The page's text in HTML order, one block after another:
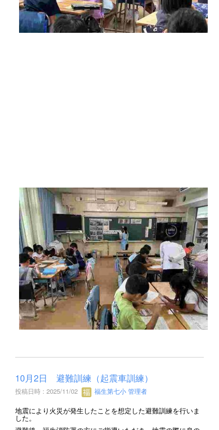
10月2日 避難訓練（起震車訓練）
投稿日時 : 2025/11/02 福生第七小 管理者
地震により火災が発生したことを想定した避難訓練を行いま
した。